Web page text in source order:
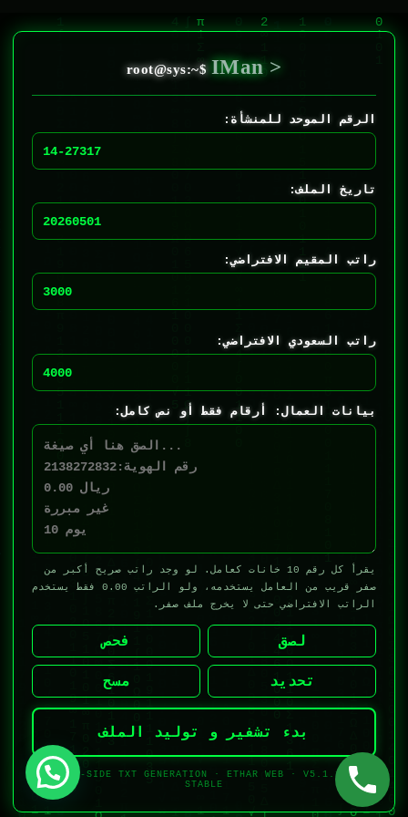
المحتوى
IMan >
الرقم الموحد للمنشأة:
تاريخ الملف:
راتب المقيم الافتراضي:
راتب السعودي الافتراضي:
بيانات العمال: أرقام فقط أو نص كامل:
يقرأ كل رقم 10 خانات كعامل. لو وجد راتب صريح أكبر من
صفر قريب من العامل يستخدمه، ولو الراتب 0.00 فقط يستخدم
الراتب الافتراضي حتى لا يخرج ملف صفر.
لصق فحص
تحديد مسح
بدء تشفير و توليد الملف
SERVER-SIDE TXT GENERATION · ETHAR WEB · V5.1.1 PMS
STABLE